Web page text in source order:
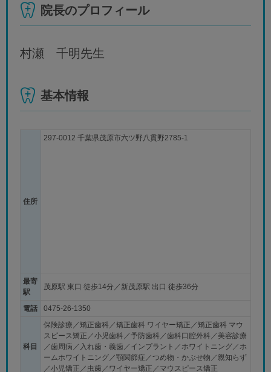
院長のプロフィール
村瀬 千明先生
基本情報
住所
297-0012 千葉県茂原市六ツ野八貫野2785-1
最寄
駅
茂原駅 東口 徒歩14分／新茂原駅 出口 徒歩36分
電話 0475-26-1350
科目
保険診療／矯正歯科／矯正歯科 ワイヤー矯正／矯正歯科 マウ
スピース矯正／小児歯科／予防歯科／歯科口腔外科／美容診療
／歯周病／入れ歯・義歯／インプラント／ホワイトニング／ホ
ームホワイトニング／顎関節症／つめ物・かぶせ物／親知らず
／小児矯正／虫歯／ワイヤー矯正／マウスピース矯正